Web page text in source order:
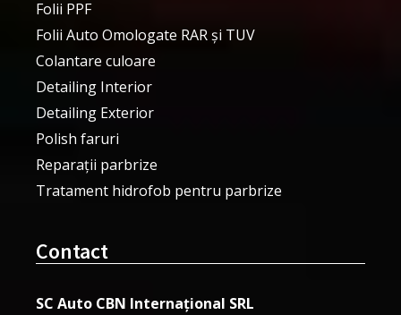
Folii PPF
Folii Auto Omologate RAR și TUV
Colantare culoare
Detailing Interior
Detailing Exterior
Polish faruri
Reparații parbrize
Tratament hidrofob pentru parbrize
Contact
SC Auto CBN Internațional SRL